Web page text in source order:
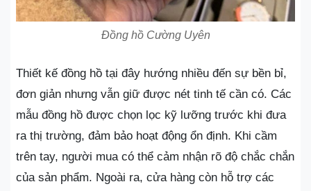
Đồng hồ Cường Uyên
Thiết kế đồng hồ tại đây hướng nhiều đến sự bền bỉ,
đơn giản nhưng vẫn giữ được nét tinh tế cần có. Các
mẫu đồng hồ được chọn lọc kỹ lưỡng trước khi đưa
ra thị trường, đảm bảo hoạt động ổn định. Khi cầm
trên tay, người mua có thể cảm nhận rõ độ chắc chắn
của sản phẩm. Ngoài ra, cửa hàng còn hỗ trợ các